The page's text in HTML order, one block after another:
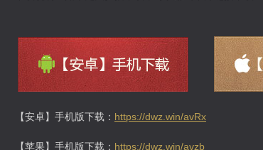
【安卓】手机版下载： https://dwz.win/avRx
【苹果】手机版下载 ： https://dwz.win/avzb